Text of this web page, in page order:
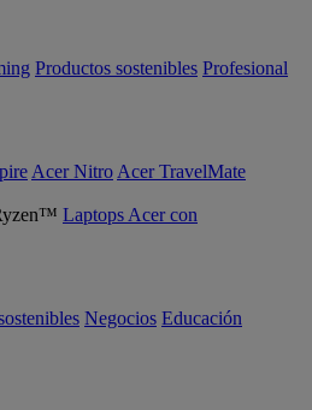
Productos sostenibles Profesional
Acer Nitro Acer TravelMate
Laptops Acer con
Negocios Educación